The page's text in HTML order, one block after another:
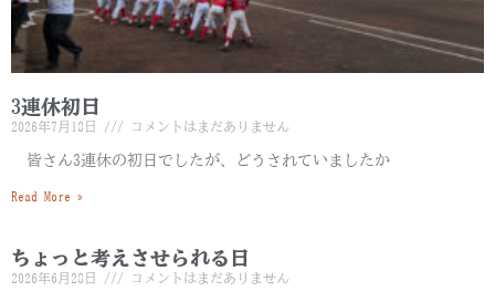
3連休初日
2026年7月18日 コメントはまだありません
皆さん3連休の初日でしたが、どうされていましたか
Read More »
ちょっと考えさせられる日
2026年6月28日 コメントはまだありません